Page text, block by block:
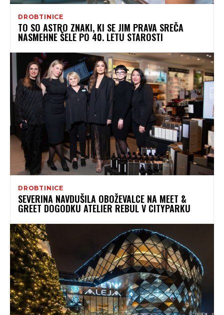
DROBTINICE
TO SO ASTRO ZNAKI, KI SE JIM PRAVA SREČA
NASMEHNE ŠELE PO 40. LETU STAROSTI
DROBTINICE
SEVERINA NAVDUŠILA OBOŽEVALCE NA MEET &
GREET DOGODKU ATELIER REBUL V CITYPARKU